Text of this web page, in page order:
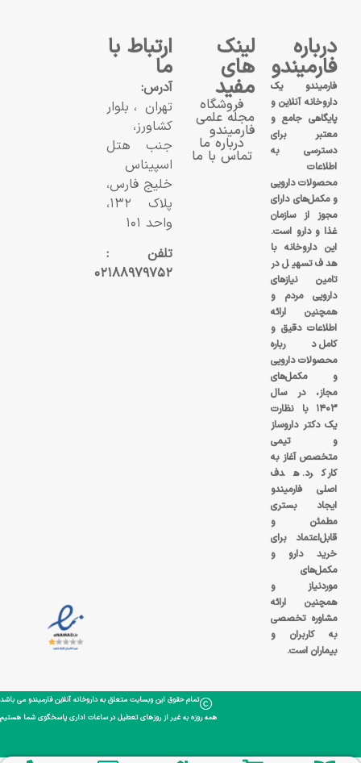
درباره
فارمیندو
فارمیندو یک
داروخانه آنلاین و
پایگاهی جامع و
معتبر برای
دسترسی به
اطلاعات
محصولات دارویی
و مکمل‌های دارای
مجوز از سازمان
غذا و دارو است.
این داروخانه با
هدف تسهیل در
تامین نیازهای
دارویی مردم و
همچنین ارائه
اطلاعات دقیق و
کامل درباره
محصولات دارویی
و مکمل‌های
مجاز، در سال
۱۴۰۳ با نظارت
یک دکتر داروساز
و تیمی
متخصص آغاز به
کار کرد. هدف
اصلی فارمیندو
ایجاد بستری
مطمئن و
قابل‌اعتماد برای
خرید دارو و
مکمل‌های
موردنیاز و
همچنین ارائه
مشاوره تخصصی
به کاربران و
بیماران است.
لینک
های
مفید
فروشگاه
مجله علمی
فارمیندو
درباره ما
تماس با ما
ارتباط با
ما
آدرس:
تهران، بلوار
کشاورز،
جنب هتل
اسپیناس
خلیج فارس،
پلاک ۱۳۲،
واحد ۱۰۱
تلفن :
۰۲۱۸۸۹۷۹۷۵۲
تمام حقوق این وبسایت متعلق به داروخانه آنلاین فارمیندو می باشد
همه روزه به غیر از روزهای تعطیل در ساعات اداری پاسخگوی شما هستیم